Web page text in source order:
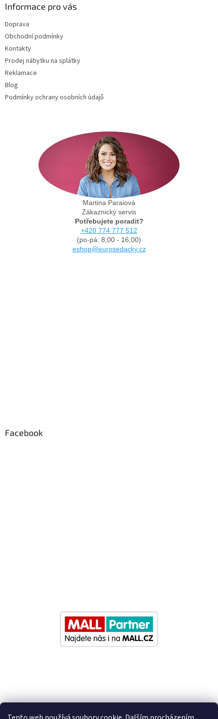
Informace pro vás
Doprava
Obchodní podmínky
Kontakty
Prodej nábytku na splátky
Reklamace
Blog
Podmínky ochrany osobních údajů
Martina Paraiová
Zákaznický servis
Potřebujete poradit?
+420 774 777 512
(po-pá: 8,00 - 16,00)
eshop@eurosedacky.cz
Facebook